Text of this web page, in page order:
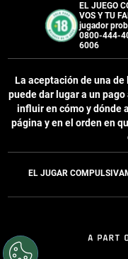
EL JUEGO
VOS Y TU
jugador
0800-444-
6006
La aceptación de una
puede dar lugar a un pago
influir en cómo y dónde
página y en el orden en
EL JUGAR